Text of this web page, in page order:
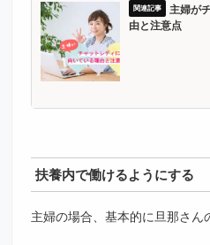
主婦が
由と注意点
扶養内で働けるようにする
主婦の場合、基本的に旦那さん